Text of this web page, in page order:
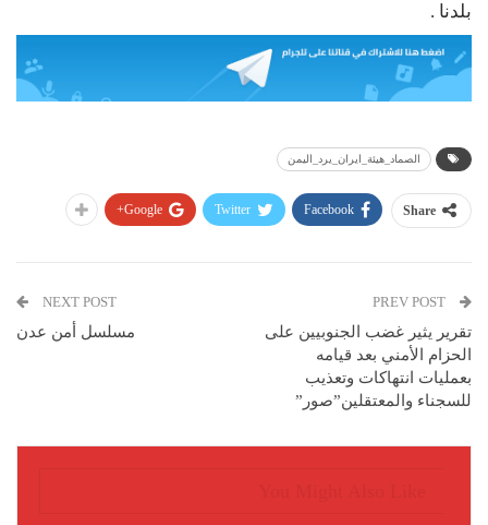
بلدنا .
الصماد_هيئة_ايران_يرد_اليمن
Share
Facebook
Twitter
Google+
تقرير يثير غضب الجنوبيين على
الحزام الأمني بعد قيامه
بعمليات انتهاكات وتعذيب
للسجناء والمعتقلين”صور”
NEXT POST
مسلسل أمن عدن